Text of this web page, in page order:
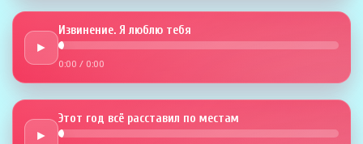
►
Извинение. Я люблю тебя
0:00 / 0:00
►
Этот год всё расставил по местам